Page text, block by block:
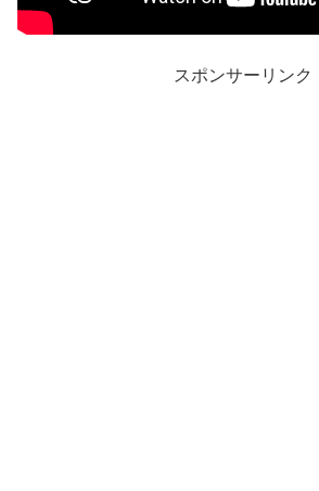
スポンサーリンク